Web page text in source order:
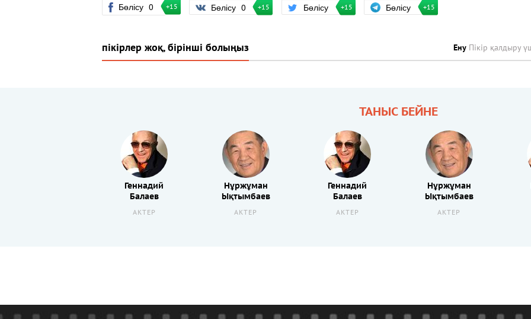
Бөлісу 0 +15 Бөлісу 0 +15 Бөлісу +15 Бөлісу +15
пікірлер жоқ, бірінші болыңыз Ену Пікір қалдыру
ТАНЫС БЕЙНЕ
Геннадий
Балаев
АКТЕР
Нұржұман
Ықтымбаев
АКТЕР
Геннадий
Балаев
АКТЕР
Нұржұман
Ықтымбаев
АКТЕР